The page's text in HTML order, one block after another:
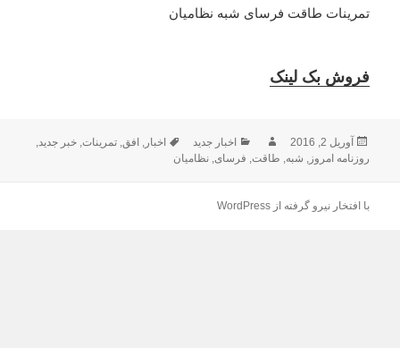
تمرینات طاقت فرسای شبه نظامیان
فروش بک لینک
ارسال
شده
آوریل 2, 2016 نویسندهدسته‌ها
اخبار جدید برچسب‌ها
اخبار, افق,تمرینات,خبر جدید,
روزنامه امروز, شبه, طاقت, فرسای,نظامیان
با افتخار نیرو گرفته از WordPress